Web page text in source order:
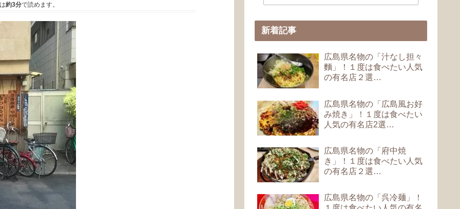
約3分で読めます。
新着記事
広島県名物の「汁なし担々
麵」！１度は食べたい人気
の有名店２選…
広島県名物の「広島風お好
み焼き」！１度は食べたい
人気の有名店2選…
広島県名物の「府中焼
き」！１度は食べたい人気
の有名店２選…
広島県名物の「呉冷麺」！